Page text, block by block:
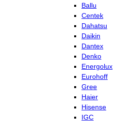
Ballu
Centek
Dahatsu
Daikin
Dantex
Denko
Energolux
Eurohoff
Gree
Haier
Hisense
IGC